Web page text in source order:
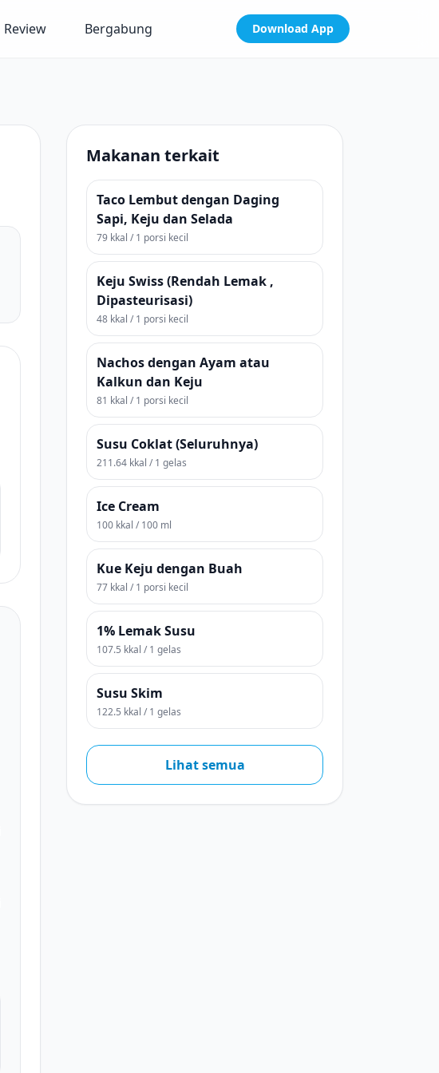
Review Bergabung Download App
Makanan terkait
Taco Lembut dengan Daging
Sapi, Keju dan Selada
79 kkal / 1 porsi kecil
Keju Swiss (Rendah Lemak ,
Dipasteurisasi)
48 kkal / 1 porsi kecil
Nachos dengan Ayam atau
Kalkun dan Keju
81 kkal / 1 porsi kecil
Susu Coklat (Seluruhnya)
211.64 kkal / 1 gelas
Ice Cream
100 kkal / 100 ml
Kue Keju dengan Buah
77 kkal / 1 porsi kecil
1% Lemak Susu
107.5 kkal / 1 gelas
Susu Skim
122.5 kkal / 1 gelas
Lihat semua